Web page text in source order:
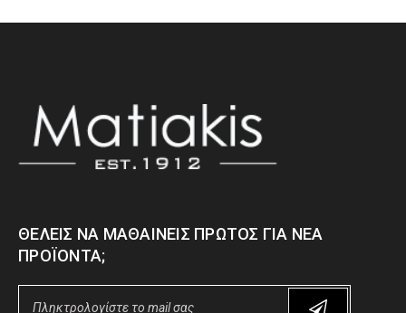
ΘΈΛΕΙΣ ΝΑ ΜΑΘΑΊΝΕΙΣ ΠΡΏΤΟΣ ΓΙΑ ΝΈΑ
ΠΡΟΪΌΝΤΑ;